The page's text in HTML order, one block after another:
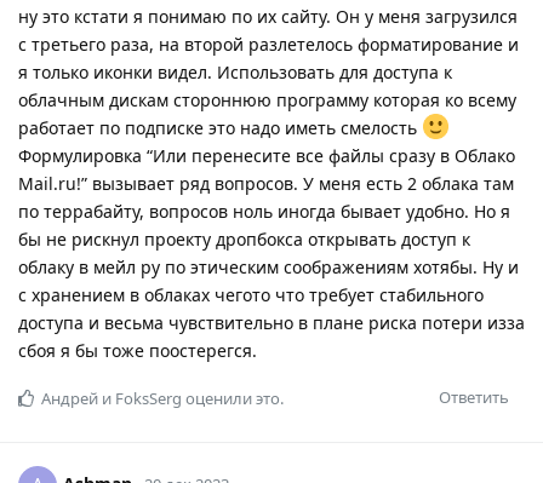
ну это кстати я понимаю по их сайту. Он у меня загрузился
с третьего раза, на второй разлетелось форматирование и
я только иконки видел. Использовать для доступа к
облачным дискам стороннюю программу которая ко всему
работает по подписке это надо иметь смелость
Формулировка “Или перенесите все файлы сразу в Облако
Mail.ru!” вызывает ряд вопросов. У меня есть 2 облака там
по террабайту, вопросов ноль иногда бывает удобно. Но я
бы не рискнул проекту дропбокса открывать доступ к
облаку в мейл ру по этическим соображениям хотябы. Ну и
с хранением в облаках чегото что требует стабильного
доступа и весьма чувствительно в плане риска потери изза
сбоя я бы тоже поостерегся.
Ответить
Андрей и FoksSerg оценили это.